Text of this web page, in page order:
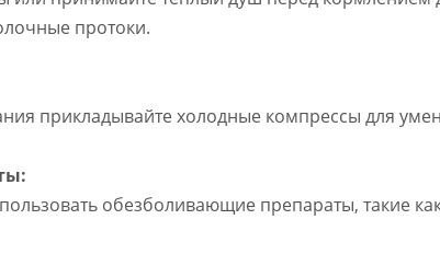
протоки.
прикладывайте холодные компрессы для
обезболивающие препараты, такие